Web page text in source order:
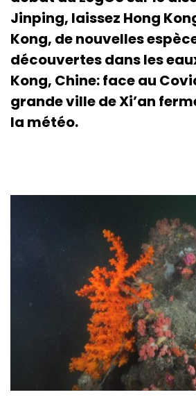
Jinping, laissez Hong
Kong, de nouvelles
découvertes dans les
Kong, Chine: face au
grande ville de Xi’an
la météo.